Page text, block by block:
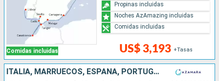
Comidas incluidas US$ 3,193 +Tasas
Propinas incluidas
Noches AzAmazing incluidas
Comidas incluidas
ITALIA, MARRUECOS, ESPAÑA, PORTUGAL